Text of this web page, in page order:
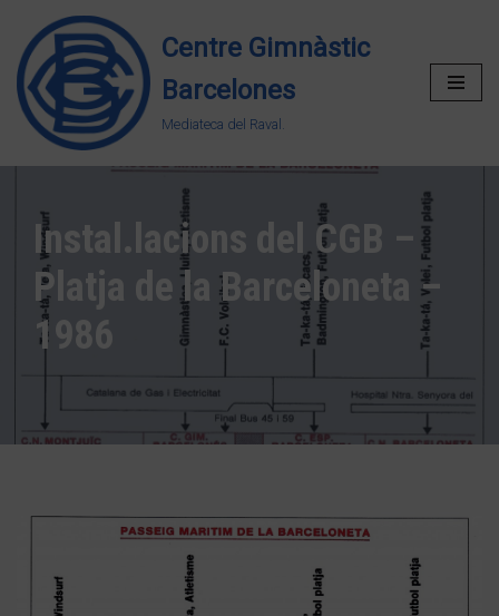
Vés
al
contingut
Centre Gimnàstic
Barcelones
Mediateca del Raval.
Instal.lacions del CGB –
Platja de la Barceloneta –
1986